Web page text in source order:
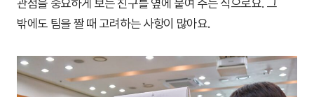
관점을 중요하게 보는 친구를 옆에 붙여 주는 식으로요. 그
밖에도 팀을 짤 때 고려하는 사항이 많아요.